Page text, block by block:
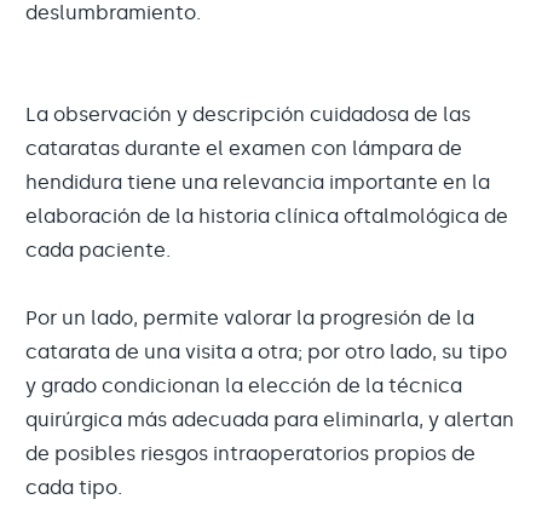
deslumbramiento.
La observación y descripción cuidadosa de las
cataratas durante el examen con lámpara de
hendidura tiene una relevancia importante en la
elaboración de la historia clínica oftalmológica de
cada paciente.
Por un lado, permite valorar la progresión de la
catarata de una visita a otra; por otro lado, su tipo
y grado condicionan la elección de la técnica
quirúrgica más adecuada para eliminarla, y alertan
de posibles riesgos intraoperatorios propios de
cada tipo.